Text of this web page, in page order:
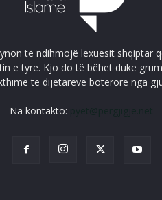
të ndihmojë lexuesit shqiptar
e tyre. Kjo do të bëhet duke
të dijetarëve botërorë nga
Na kontakto: